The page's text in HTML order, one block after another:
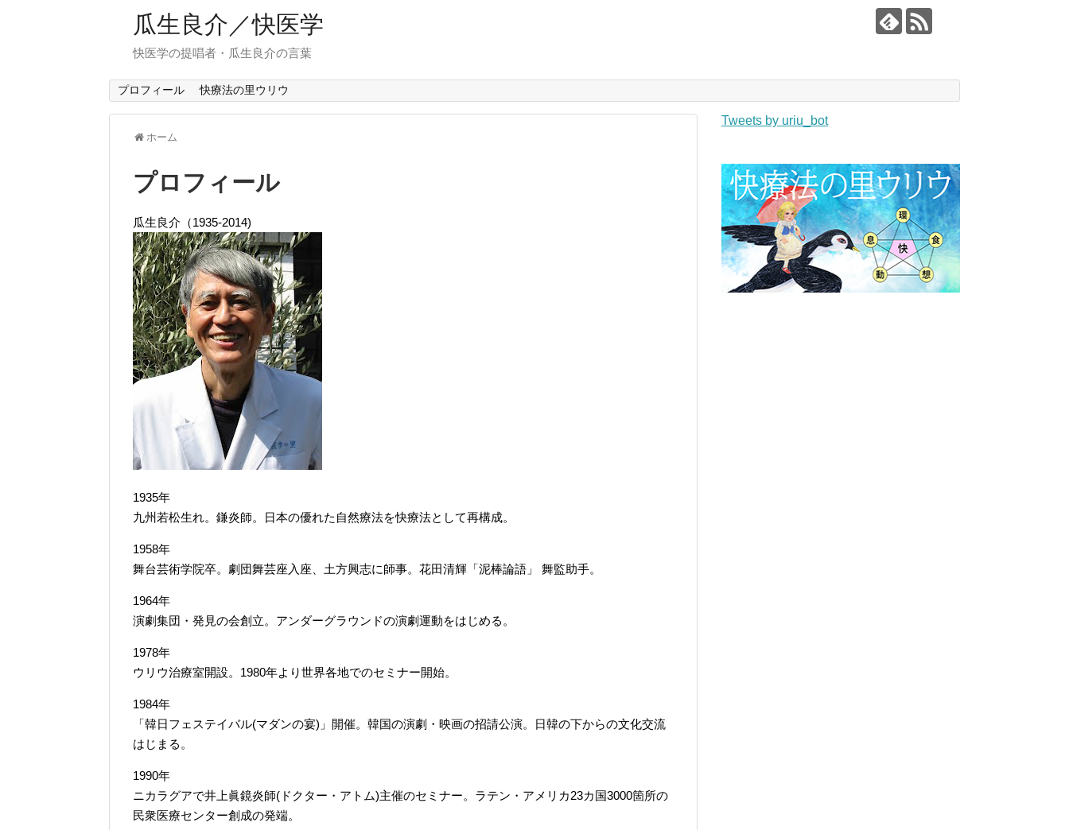
瓜生良介／快医学
快医学の提唱者・瓜生良介の言葉
プロフィール 快療法の里ウリウ
ホーム
プロフィール
瓜生良介（1935-2014)
1935年
九州若松生れ。鎌炎師。日本の優れた自然療法を快療法として再構成。
1958年
舞台芸術学院卒。劇団舞芸座入座、土方興志に師事。花田清輝「泥棒論語」 舞監助手。
1964年
演劇集団・発見の会創立。アンダーグラウンドの演劇運動をはじめる。
1978年
ウリウ治療室開設。1980年より世界各地でのセミナー開始。
1984年
「韓日フェステイバル(マダンの宴)」開催。韓国の演劇・映画の招請公演。日韓の下からの文化交流
はじまる。
1990年
ニカラグアで井上眞鏡炎師(ドクター・アトム)主催のセミナー。ラテン・アメリカ23カ国3000箇所の
民衆医療センター創成の発端。
Tweets by uriu_bot